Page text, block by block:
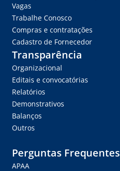
Vagas
Trabalhe Conosco
Compras e contratações
Cadastro de Fornecedor
Transparência
Organizacional
Editais e convocatórias
Relatórios
Demonstrativos
Balanços
Outros
Perguntas Frequentes
APAA